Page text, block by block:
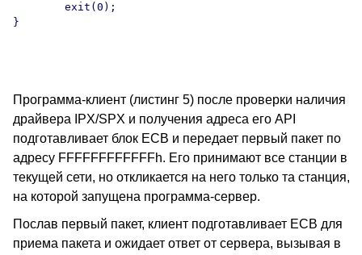
        exit(0);
}
Программа-клиент (листинг 5) после проверки наличия
драйвера IPX/SPX и получения адреса его API
подготавливает блок ECB и передает первый пакет по
адресу FFFFFFFFFFFFh. Его принимают все станции в
текущей сети, но откликается на него только та станция,
на которой запущена программа-сервер.
Послав первый пакет, клиент подготавливает ECB для
приема пакета и ожидает ответ от сервера, вызывая в